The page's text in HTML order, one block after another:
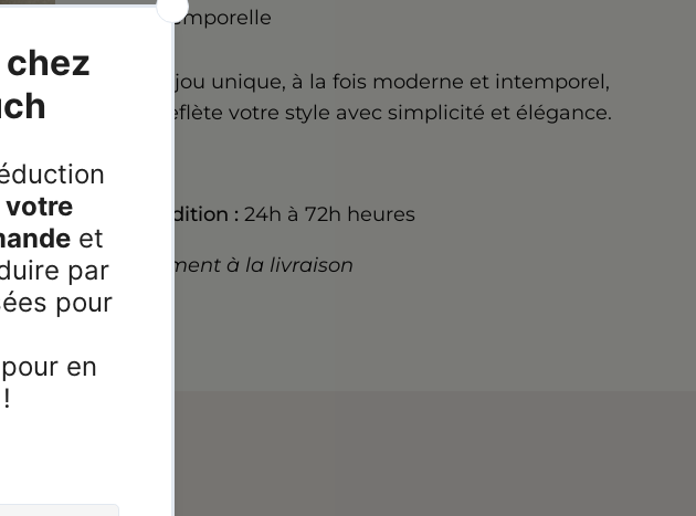
intemporelle
Un bijou unique, à la fois moderne et intemporel,
qui reflète votre style avec simplicité et élégance.
Expédition : 24h à 72h heures
Paiement à la livraison